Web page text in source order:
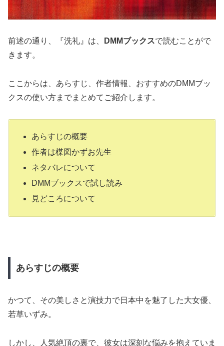
前述の通り、『洗礼』は、 DMMブックスで読むことがで
きます。
ここからは、あらすじ、作者情報、おすすめのDMMブッ
クスの使い方までまとめてご紹介します。
あらすじの概要
作者は楳図かずお先生
ネタバレについて
DMMブックスで試し読み
見どころについて
あらすじの概要
かつて、その美しさと演技力で日本中を魅了した大女優、
若草いずみ。
しかし、人気絶頂の裏で、彼女は深刻な悩みを抱えていま